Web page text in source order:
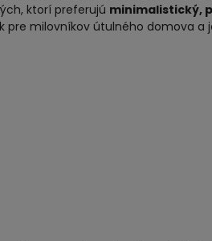
ktorí preferujú minimalistický,
pre milovníkov útulného domova a